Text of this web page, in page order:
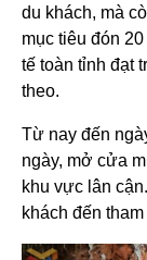
du khách, mà
mục tiêu đón
tế toàn tỉnh đạt
theo.
Từ nay đến
ngày, mở cửa
khu vực lân
khách đến